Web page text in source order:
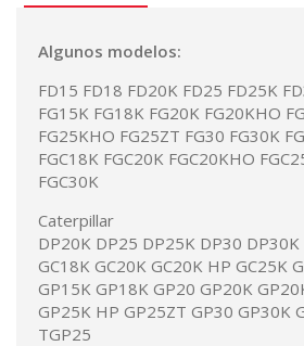
Algunos modelos:
FD15 FD18 FD20K FD25 FD25K
FG15K FG18K FG20K FG20KHO
FG25KHO FG25ZT FG30 FG30K
FGC18K FGC20K FGC20KHO
FGC30K
Caterpillar
DP20K DP25 DP25K DP30 DP30K
GC18K GC20K GC20K HP GC25K
GP15K GP18K GP20 GP20K
GP25K HP GP25ZT GP30 GP30K
TGP25